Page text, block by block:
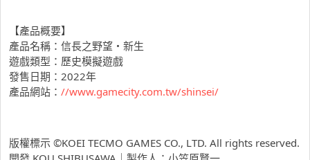
【產品概要】
產品名稱：信長之野望・新生
遊戲類型：歷史模擬遊戲
發售日期：2022年
產品網站： //www.gamecity.com.tw/shinsei/
版權標示 ©KOEI TECMO GAMES CO., LTD. All rights reserved.